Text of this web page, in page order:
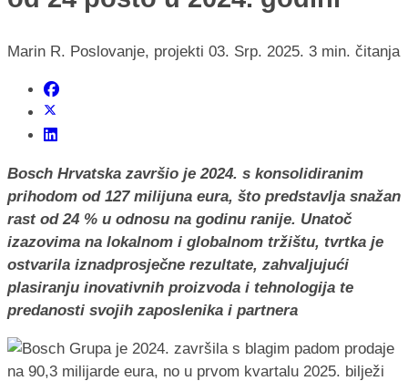
Marin R. Poslovanje, projekti 03. Srp. 2025. 3 min. čitanja
Bosch Hrvatska završio je 2024. s konsolidiranim
prihodom od 127 milijuna eura, što predstavlja snažan
rast od 24 % u odnosu na godinu ranije. Unatoč
izazovima na lokalnom i globalnom tržištu, tvrtka je
ostvarila iznadprosječne rezultate, zahvaljujući
plasiranju inovativnih proizvoda i tehnologija te
predanosti svojih zaposlenika i partnera